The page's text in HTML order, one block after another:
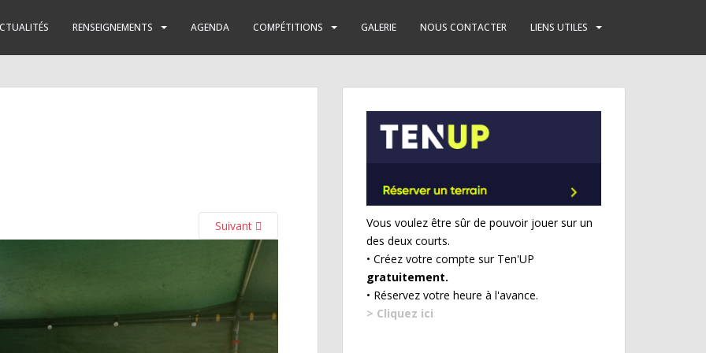
RENSEIGNEMENTS AGENDA COMPÉTITIONS GALERIE NOUS CONTACTER LIENS UTILES
Suivant
Vous voulez être sûr de pouvoir jouer sur un
des deux courts.
• Créez votre compte sur Ten'UP
gratuitement.
• Réservez votre heure à l'avance.
> Cliquez ici